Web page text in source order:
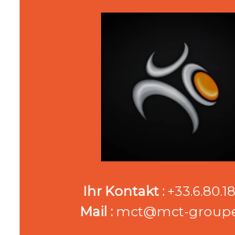
Ihr Kontakt :
Mail : mct@mct-